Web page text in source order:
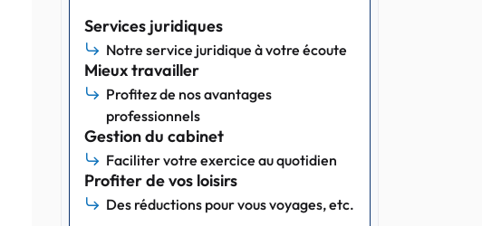
Services juridiques
Notre service juridique à votre écoute
Mieux travailler
Profitez de nos avantages
professionnels
Gestion du cabinet
Faciliter votre exercice au quotidien
Profiter de vos loisirs
Des réductions pour vous voyages, etc.